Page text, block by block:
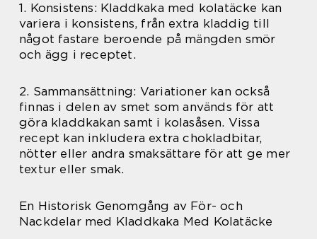
1. Konsistens: Kladdkaka med kolatäcke kan
variera i konsistens, från extra kladdig till
något fastare beroende på mängden smör
och ägg i receptet.
2. Sammansättning: Variationer kan också
finnas i delen av smet som används för att
göra kladdkakan samt i kolasåsen. Vissa
recept kan inkludera extra chokladbitar,
nötter eller andra smaksättare för att ge mer
textur eller smak.
En Historisk Genomgång av För- och
Nackdelar med Kladdkaka Med Kolatäcke